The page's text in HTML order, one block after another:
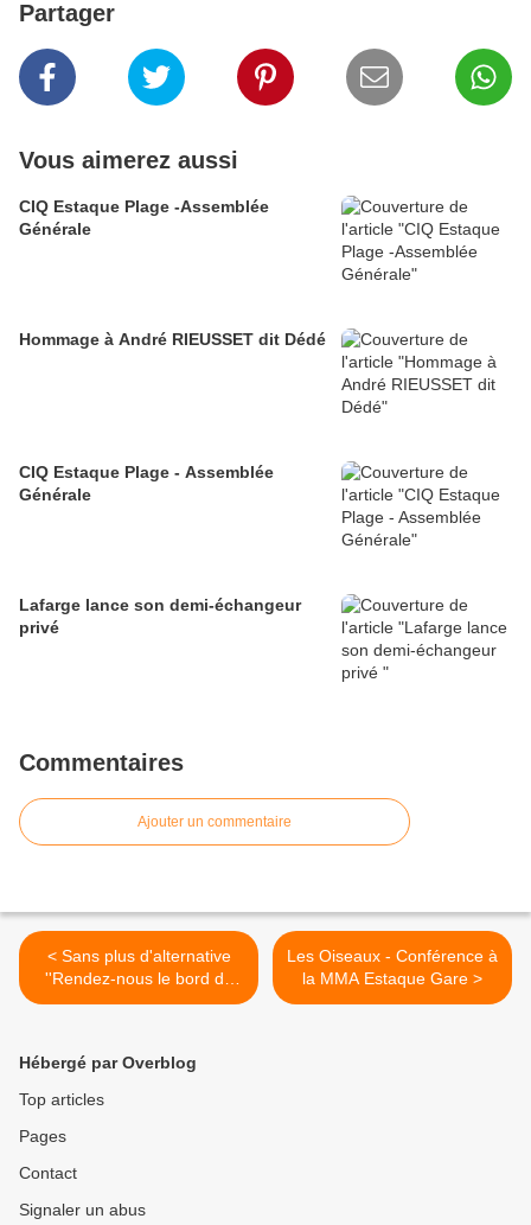
Partager
Vous aimerez aussi
CIQ Estaque Plage -Assemblée
Générale
Hommage à André RIEUSSET dit Dédé
CIQ Estaque Plage - Assemblée
Générale
Lafarge lance son demi-échangeur
privé
Commentaires
Ajouter un commentaire
< Sans plus d'alternative
''Rendez-nous le bord de
mer''
Les Oiseaux - Conférence à
la MMA Estaque Gare >
Hébergé par Overblog
Top articles
Pages
Contact
Signaler un abus